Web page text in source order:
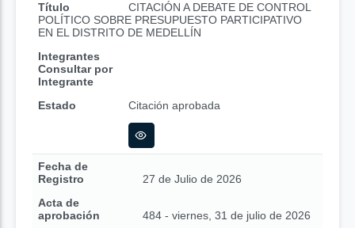
Título
CITACIÓN A DEBATE DE CONTROL
POLÍTICO SOBRE PRESUPUESTO PARTICIPATIVO
EN EL DISTRITO DE MEDELLÍN
Integrantes
Consultar por
Integrante
Estado
Citación aprobada
Fecha de
Registro
27 de Julio de 2026
Acta de
aprobación
484 - viernes, 31 de julio de 2026